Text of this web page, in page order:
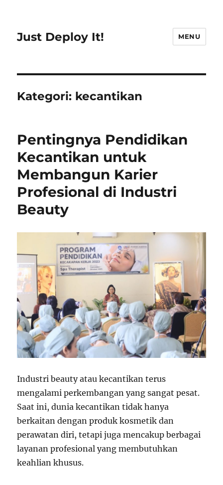
Just Deploy It! MENU
Kategori: kecantikan
Pentingnya Pendidikan
Kecantikan untuk
Membangun Karier
Profesional di Industri
Beauty
Industri beauty atau kecantikan terus
mengalami perkembangan yang sangat pesat.
Saat ini, dunia kecantikan tidak hanya
berkaitan dengan produk kosmetik dan
perawatan diri, tetapi juga mencakup berbagai
layanan profesional yang membutuhkan
keahlian khusus.